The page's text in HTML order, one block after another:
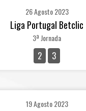
26 Agosto 2023
Liga Portugal Betclic
3ª Jornada
2 3
19 Agosto 2023